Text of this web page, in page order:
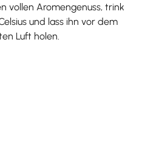
vollen Aromengenuss, trink
und lass ihn vor dem
Luft holen.